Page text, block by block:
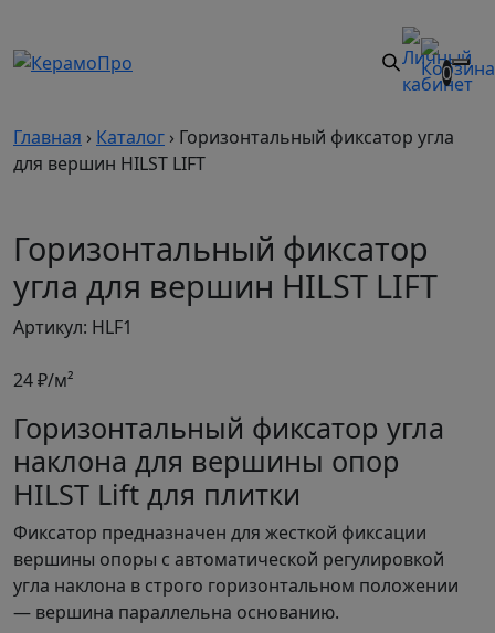
0
Главная › Каталог › Горизонтальный фиксатор угла
для вершин HILST LIFT
Горизонтальный фиксатор
угла для вершин HILST LIFT
Артикул: HLF1
24₽/м²
Горизонтальный фиксатор угла
наклона для вершины опор
HILST Lift для плитки
Фиксатор предназначен для жесткой фиксации
вершины опоры с автоматической регулировкой
угла наклона в строго горизонтальном положении
— вершина параллельна основанию.